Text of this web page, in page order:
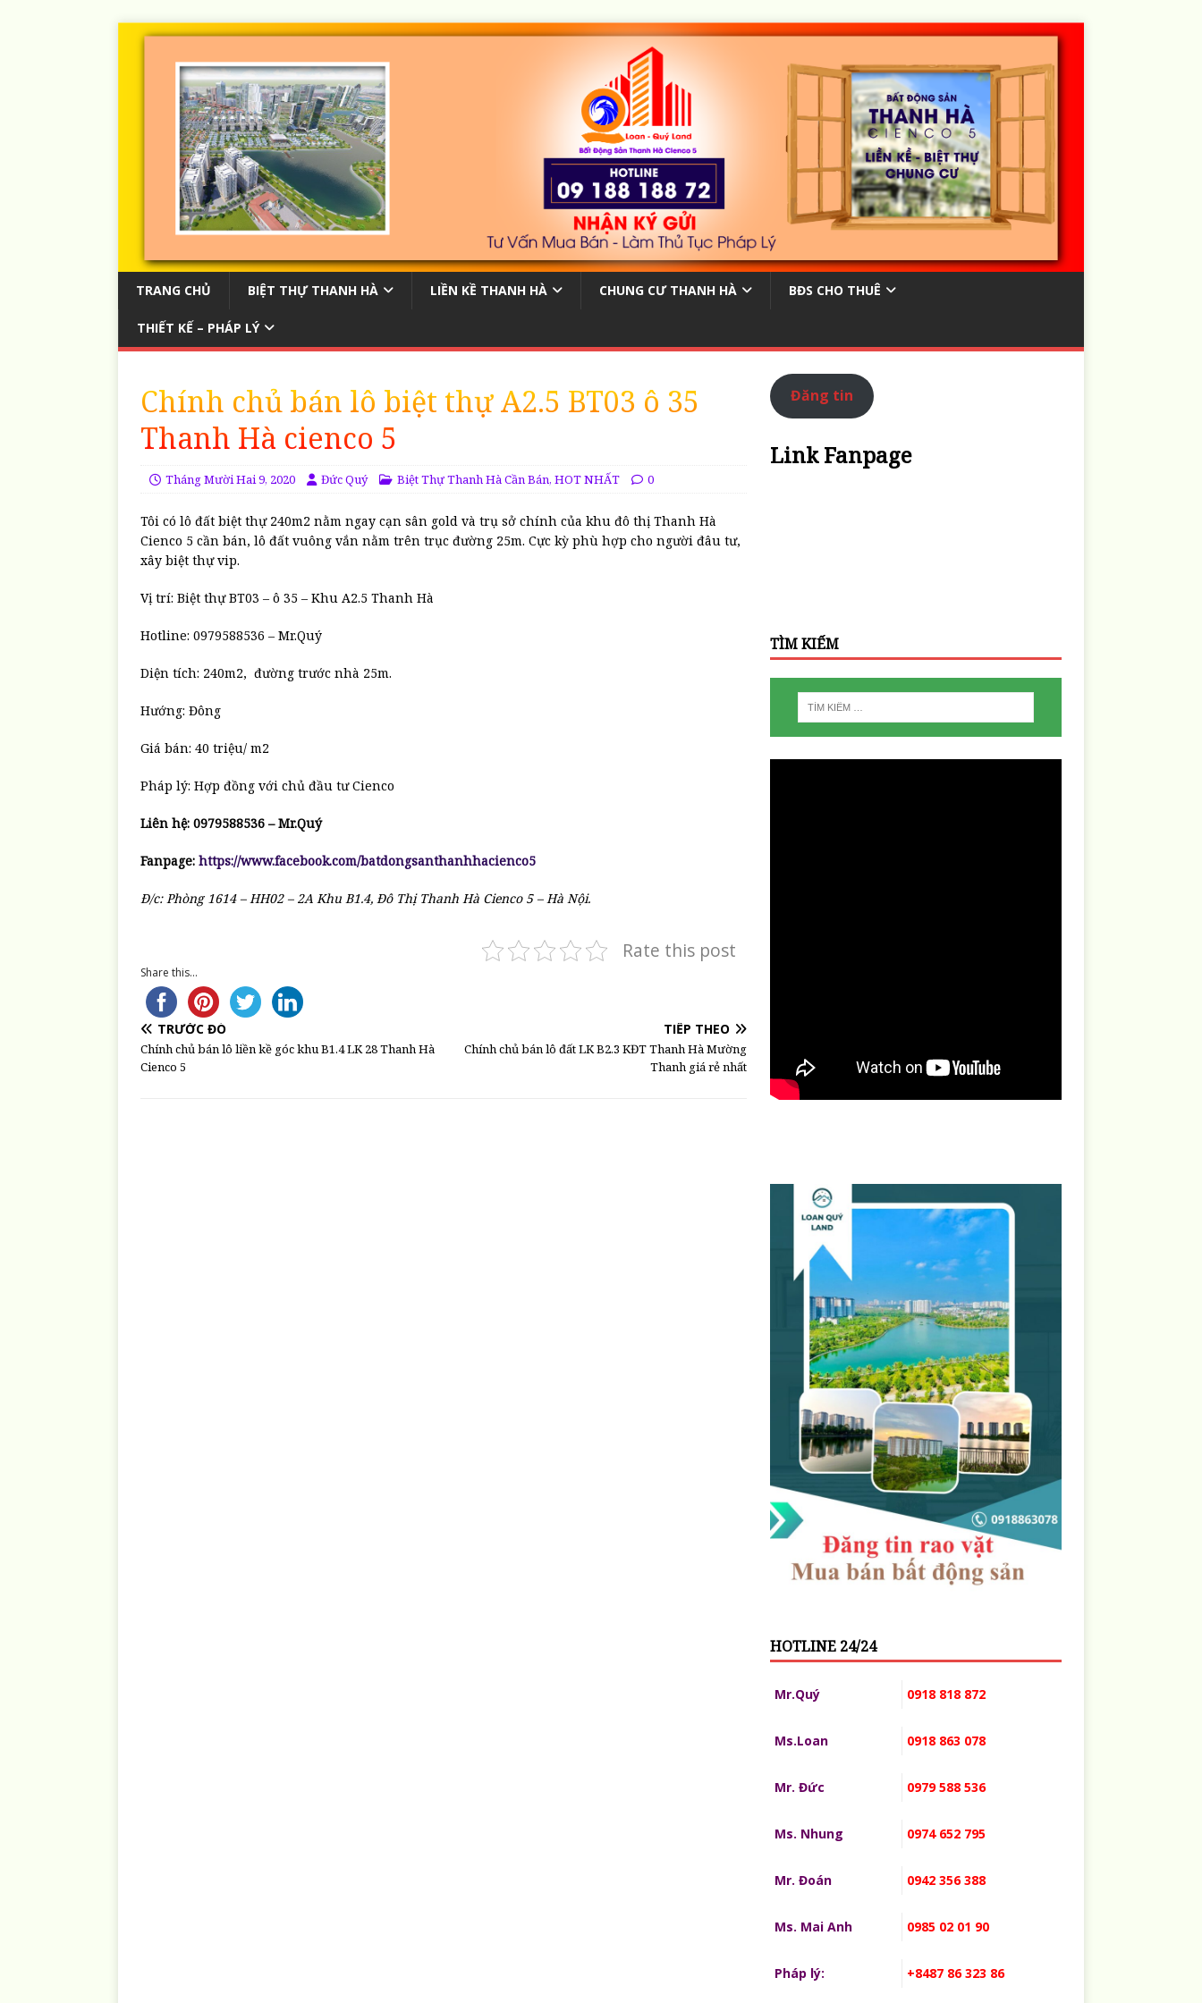
TRANG CHỦ BIỆT THỰ THANH HÀ LIỀN KỀ THANH HÀ CHUNG CƯ THANH HÀ BĐS CHO THUÊ
THIẾT KẾ – PHÁP LÝ
Chính chủ bán lô biệt thự A2.5 BT03 ô 35
Thanh Hà cienco 5
Tháng Mười Hai 9, 2020 Đức Quý Biệt Thự Thanh Hà Cần Bán, HOT NHẤT 0
Tôi có lô đất biệt thự 240m2 nằm ngay cạn sân gold và trụ sở chính của khu đô thị Thanh Hà
Cienco 5 cần bán, lô đất vuông vắn nằm trên trục đường 25m. Cực kỳ phù hợp cho người đâu tư,
xây biệt thự vip.
Vị trí: Biệt thự BT03 – ô 35 – Khu A2.5 Thanh Hà
Hotline: 0979588536 – Mr.Quý
Diện tích: 240m2, đường trước nhà 25m.
Hướng: Đông
Giá bán: 40 triệu/ m2
Pháp lý: Hợp đồng với chủ đầu tư Cienco
Liên hệ: 0979588536 – Mr.Quý
Fanpage: https://www.facebook.com/batdongsanthanhhacienco5
Đ/c: Phòng 1614 – HH02 – 2A Khu B1.4, Đô Thị Thanh Hà Cienco 5 – Hà Nội.
Rate this post
Share this...
TRƯỚC ĐÓ
Chính chủ bán lô liền kề góc khu B1.4 LK 28 Thanh Hà
Cienco 5
TIẾP THEO
Chính chủ bán lô đất LK B2.3 KĐT Thanh Hà Mường
Thanh giá rẻ nhất
Đăng tin
Link Fanpage
TÌM KIẾM
HOTLINE 24/24
Mr.Quý 0918 818 872
Ms.Loan 0918 863 078
Mr. Đức 0979 588 536
Ms. Nhung 0974 652 795
Mr. Đoán 0942 356 388
Ms. Mai Anh 0985 02 01 90
Pháp lý: +8487 86 323 86